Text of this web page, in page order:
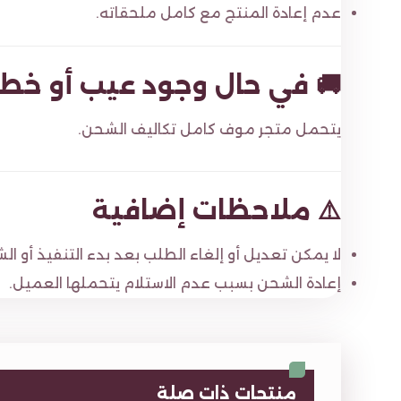
عدم إعادة المنتج مع كامل ملحقاته.
🚚 في حال وجود عيب أو
يتحمل متجر موف كامل تكاليف الشحن.
⚠️ ملاحظات إضافية
لا يمكن تعديل أو إلغاء الطلب بعد بدء التنفيذ أو
إعادة الشحن بسبب عدم الاستلام يتحملها العميل.
منتجات ذات صلة